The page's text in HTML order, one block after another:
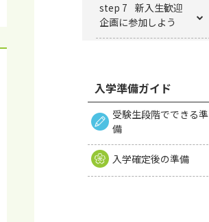
step 7 新⼊⽣歓迎
企画に参加しよう
入学準備ガイド
受験生段階でできる準
備
入学確定後の準備